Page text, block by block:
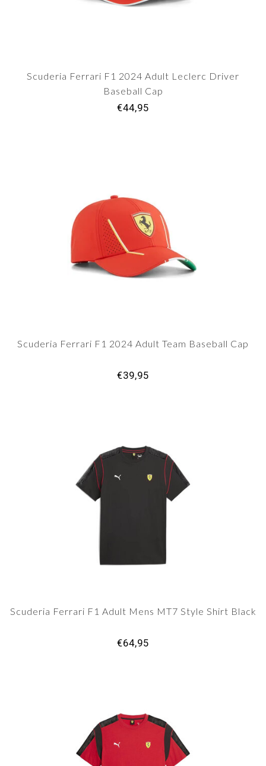
Scuderia Ferrari F1 2024 Adult Leclerc Driver
Baseball Cap
€44,95
Scuderia Ferrari F1 2024 Adult Team Baseball Cap
€39,95
Scuderia Ferrari F1 Adult Mens MT7 Style Shirt Black
€64,95